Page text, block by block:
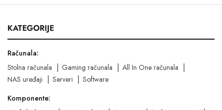
KATEGORIJE
Računala:
Stolna računala
Gaming računala
All In One računala
NAS uređaji
Serveri
Software
Komponente: